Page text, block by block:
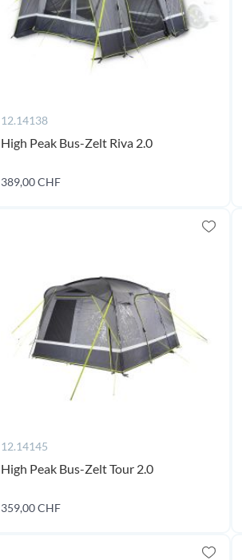
12.14138
High Peak Bus-Zelt Riva 2.0
389,00 CHF
12.14145
High Peak Bus-Zelt Tour 2.0
359,00 CHF